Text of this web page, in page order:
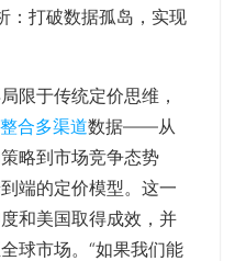
：打破数据孤岛，实现
限于传统定价思维，
合多渠道数据——从
略到市场竞争态势
端的定价模型。这一
和美国取得成效，并
球市场。“如果我们能